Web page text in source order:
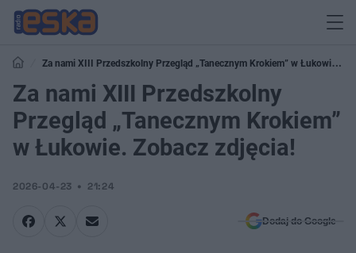
Za nami XIII Przedszkolny Przegląd „Tanecznym Krokiem” w Łukowie.
Zobacz zdjęcia!
Za nami XIII Przedszkolny
Przegląd „Tanecznym Krokiem”
w Łukowie. Zobacz zdjęcia!
2026-04-23 21:24
Dodaj do Google